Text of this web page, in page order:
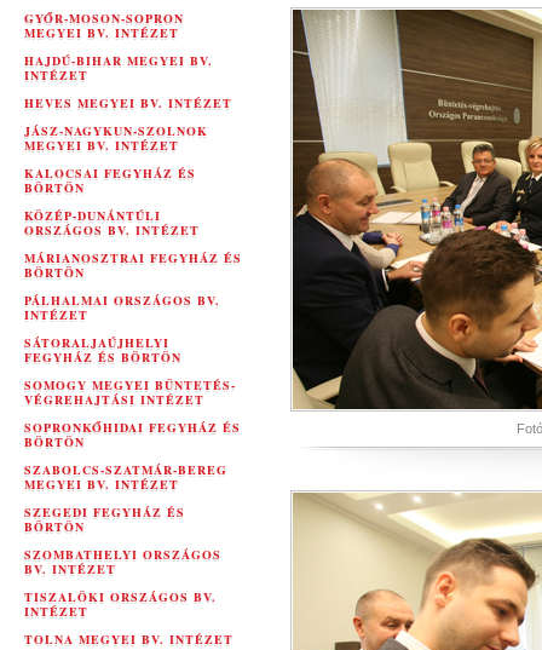
GYŐR-MOSON-SOPRON
MEGYEI BV. INTÉZET
HAJDÚ-BIHAR MEGYEI BV.
INTÉZET
HEVES MEGYEI BV. INTÉZET
JÁSZ-NAGYKUN-SZOLNOK
MEGYEI BV. INTÉZET
KALOCSAI FEGYHÁZ ÉS
BÖRTÖN
KÖZÉP-DUNÁNTÚLI
ORSZÁGOS BV. INTÉZET
MÁRIANOSZTRAI FEGYHÁZ ÉS
BÖRTÖN
PÁLHALMAI ORSZÁGOS BV.
INTÉZET
SÁTORALJAÚJHELYI
FEGYHÁZ ÉS BÖRTÖN
SOMOGY MEGYEI BÜNTETÉS-
VÉGREHAJTÁSI INTÉZET
SOPRONKŐHIDAI FEGYHÁZ ÉS
BÖRTÖN
SZABOLCS-SZATMÁR-BEREG
MEGYEI BV. INTÉZET
SZEGEDI FEGYHÁZ ÉS
BÖRTÖN
SZOMBATHELYI ORSZÁGOS
BV. INTÉZET
TISZALÖKI ORSZÁGOS BV.
INTÉZET
TOLNA MEGYEI BV. INTÉZET